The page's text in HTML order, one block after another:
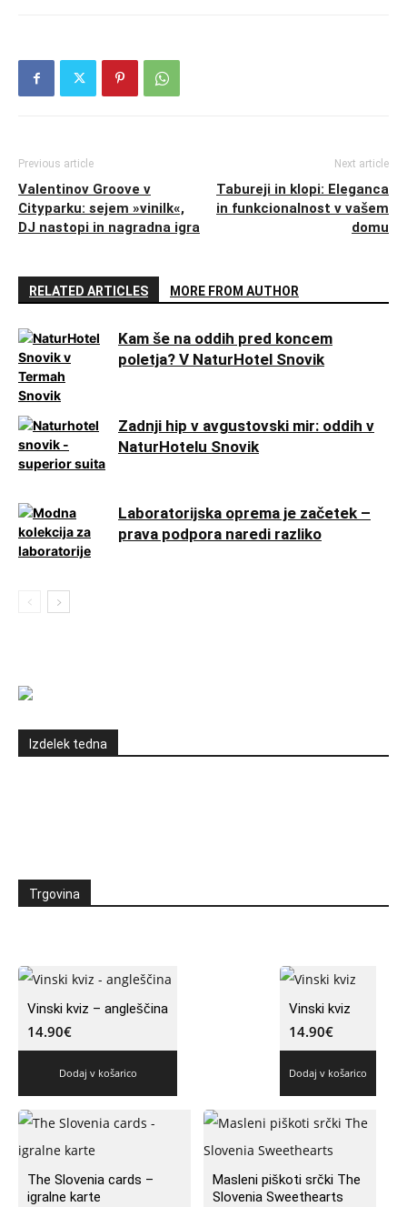
Previous article
Valentinov Groove v
Cityparku: sejem »vinilk«,
DJ nastopi in nagradna igra
Next article
Tabureji in klopi: Eleganca
in funkcionalnost v vašem
domu
RELATED ARTICLES MORE FROM AUTHOR
Kam še na oddih pred koncem
poletja? V NaturHotel Snovik
Zadnji hip v avgustovski mir: oddih v
NaturHotelu Snovik
Laboratorijska oprema je začetek –
prava podpora naredi razliko
Izdelek tedna
Trgovina
Vinski kviz – angleščina
14.90€
Dodaj v košarico
Vinski kviz
14.90€
Dodaj v košarico
The Slovenia cards –
igralne karte
Masleni piškoti srčki The
Slovenia Sweethearts